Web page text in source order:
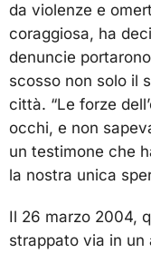
da violenze e
coraggiosa, ha
denuncie
scosso non solo il
città. “Le forze
occhi, e non
un testimone che
la nostra unica
Il 26 marzo 2004,
strappato via in